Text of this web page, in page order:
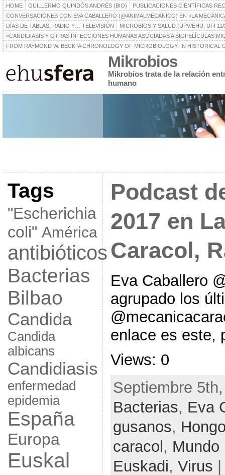
HOME GUILLERMO QUINDÓS ANDRÉS (BIO)
PUBLICACIONES CIENTÍFICAS
CONVERSACIONES CON EVA CABALLERO (@ANIMALMECANICO) EN «LA
DÍAS DE TABLAS, RADIO Y… TELEVISIÓN
MICROBIOS Y SALUD (UPV/EHU: UFI
«CANDIDIASIS Y OTRAS INFECCIONES HUMANAS ASOCIADAS A BIOPELÍCULAS
FROM RAYMOND W. BECK ‘A CHRONOLOGY OF MICROBIOLOGY. IN
Mikrobios
Mikrobios trata de la relación
humano
Tags
"Escherichia
coli" América
antibióticos
Bacterias
Bilbao
Candida
Candida
albicans
Candidiasis
enfermedad
epidemia
España
Europa
Euskal
Podcast
2017 en
Caracol,
Eva Caballero
agrupado los
enlace es este,
Views: 0
Septiembre
Bacterias, Eva
gusanos,
caracol , Mundo
Euskadi, Virus